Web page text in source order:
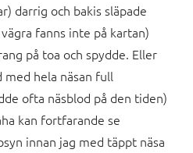
darrig och bakis släpade
fanns inte på kartan)
på toa och spydde. Eller
hela näsan full
ofta näsblod på den tiden)
kan fortfarande se
innan jag med täppt näsa